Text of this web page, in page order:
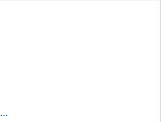
MICHELIN Power GP Motorradreifen 120/70ZR17 (58W) Vorderrad